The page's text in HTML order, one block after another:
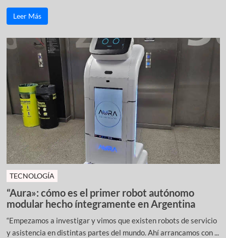
Leer Más
TECNOLOGÍA
“Aura»: cómo es el primer robot autónomo
modular hecho íntegramente en Argentina
“Empezamos a investigar y vimos que existen robots de servicio
y asistencia en distintas partes del mundo. Ahí arrancamos con ...